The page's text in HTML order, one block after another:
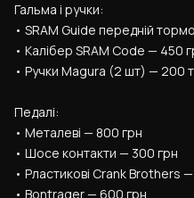
Гальма і ручки:
• SRAM Guide передній
• Калібер SRAM Code — 450
• Ручки Magura (2 шт) — 200
Педалі:
• Металеві — 800 грн
• Шосе контакти — 300 грн
• Pластикові Crank Brothers
• Bontrager — 600 грн